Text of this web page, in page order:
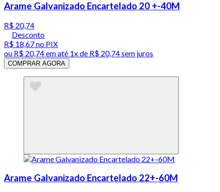
Arame Galvanizado Encartelado 20 +-40M
R$ 20,74
Desconto
R$ 18,67no PIX
ou R$ 20,74em até 1x de R$ 20,74sem juros
COMPRAR AGORA
Arame Galvanizado Encartelado 22+-60M